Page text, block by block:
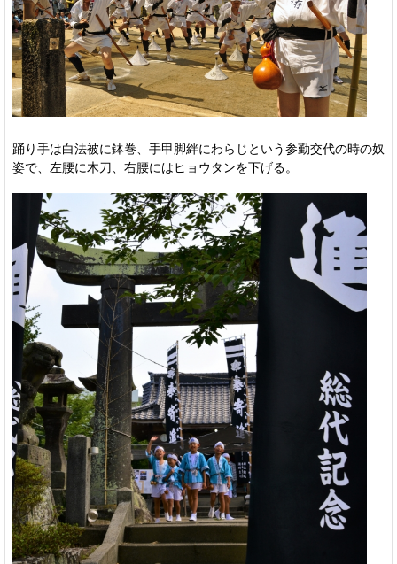
踊り手は白法被に鉢巻、手甲脚絆にわらじという参勤交代の時の奴
姿で、左腰に木刀、右腰にはヒョウタンを下げる。